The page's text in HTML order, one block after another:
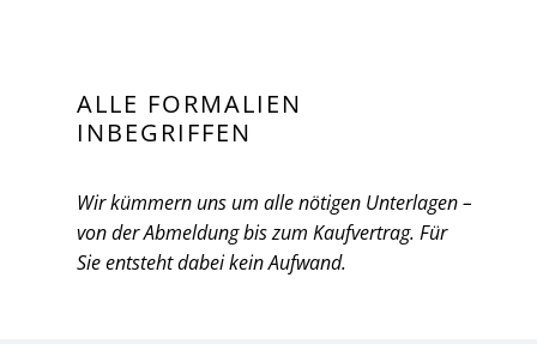
ALLE FORMALIEN
INBEGRIFFEN
Wir kümmern uns um alle nötigen Unterlagen –
von der Abmeldung bis zum Kaufvertrag. Für
Sie entsteht dabei kein Aufwand.